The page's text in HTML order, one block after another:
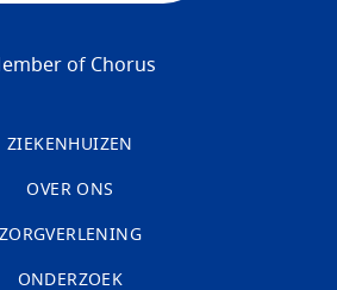
of Chorus
ZIEKENHUIZEN
OVER ONS
ZORGVERLENING
ONDERZOEK